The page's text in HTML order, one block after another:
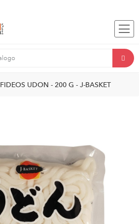
FIDEOS UDON - 200 G - J-BASKET